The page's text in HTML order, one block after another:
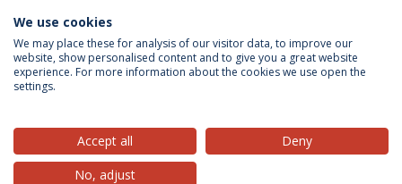
Política de Privacidade
Termos & Condições
We use cookies
We may place these for analysis of our visitor data, to improve our
website, show personalised content and to give you a great website
experience. For more information about the cookies we use open the
settings.
Accept all
Deny
No, adjust